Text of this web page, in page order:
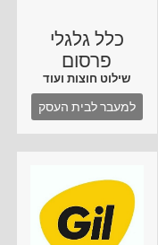
כלל גלגלי
פרסום
שילוט חוצות ועוד
למעבר לבית העסק